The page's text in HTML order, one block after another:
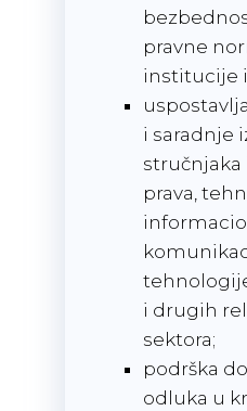
pravne
institucije
i saradnje
stručnjaka
prava,
i drugih
sektora;
podrška
odluka u